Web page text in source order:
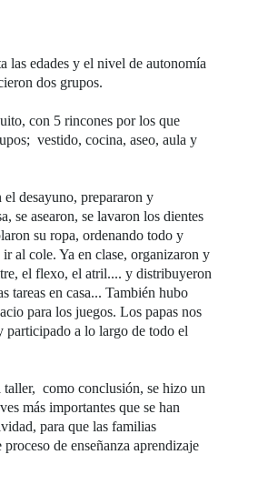
las edades y el nivel de autonomía
dos grupos.
con 5 rincones por los que
vestido, cocina, aseo, aula y
desayuno, prepararon y
se asearon, se lavaron los dientes
su ropa, ordenando todo y
ir al cole. Ya en clase, organizaron y
el flexo, el atril.... y distribuyeron
tareas en casa... También hubo
para los juegos. Los papas nos
participado a lo largo de todo el
taller, como conclusión, se hizo un
más importantes que se han
para que las familias
de enseñanza aprendizaje